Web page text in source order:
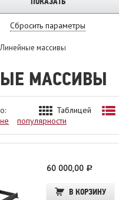
Сбросить параметры
Линейные массивы
МАССИВЫ
Таблицей
популярности
60 000,00 c
В КОРЗИНУ